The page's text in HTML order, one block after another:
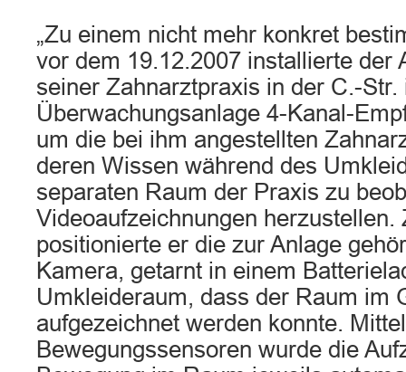
„Zu einem nicht mehr konkret
vor dem 19.12.2007 installierte der
seiner Zahnarztpraxis in der C.-Str.
Überwachungsanlage 4-Kanal-
um die bei ihm angestellten
deren Wissen während des
separaten Raum der Praxis zu
Videoaufzeichnungen herzustellen.
positionierte er die zur Anlage
Kamera, getarnt in einem
Umkleideraum, dass der Raum im
aufgezeichnet werden konnte.
Bewegungssensoren wurde die